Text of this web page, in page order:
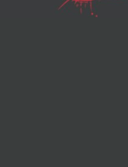
Этот
развивает